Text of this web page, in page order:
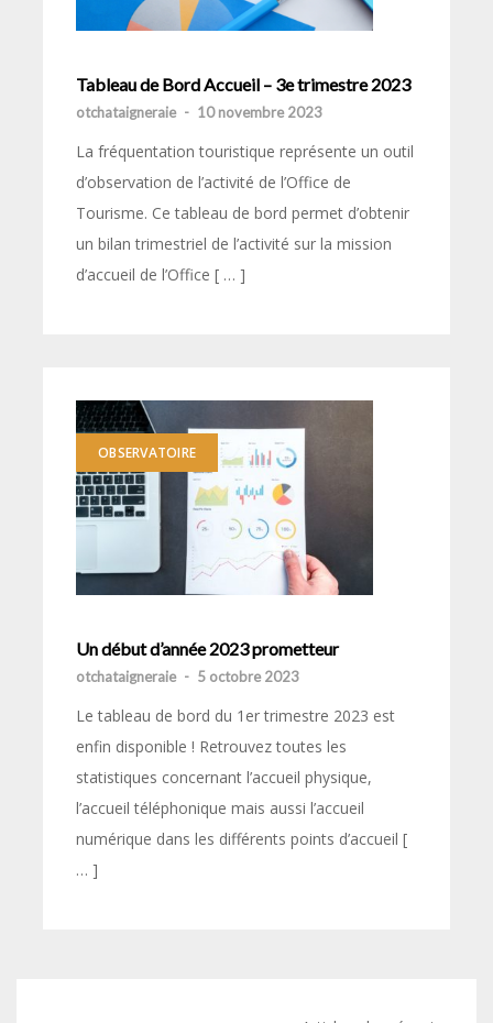
Tableau de Bord Accueil – 3e trimestre 2023
otchataigneraie - 10 novembre 2023
La fréquentation touristique représente un outil
d’observation de l’activité de l’Office de
Tourisme. Ce tableau de bord permet d’obtenir
un bilan trimestriel de l’activité sur la mission
d’accueil de l’Office [ … ]
OBSERVATOIRE
Un début d’année 2023 prometteur
otchataigneraie - 5 octobre 2023
Le tableau de bord du 1er trimestre 2023 est
enfin disponible ! Retrouvez toutes les
statistiques concernant l’accueil physique,
l’accueil téléphonique mais aussi l’accueil
numérique dans les différents points d’accueil [
… ]